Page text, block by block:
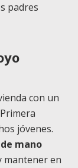
padres
con un
jóvenes.
mano
mantener en